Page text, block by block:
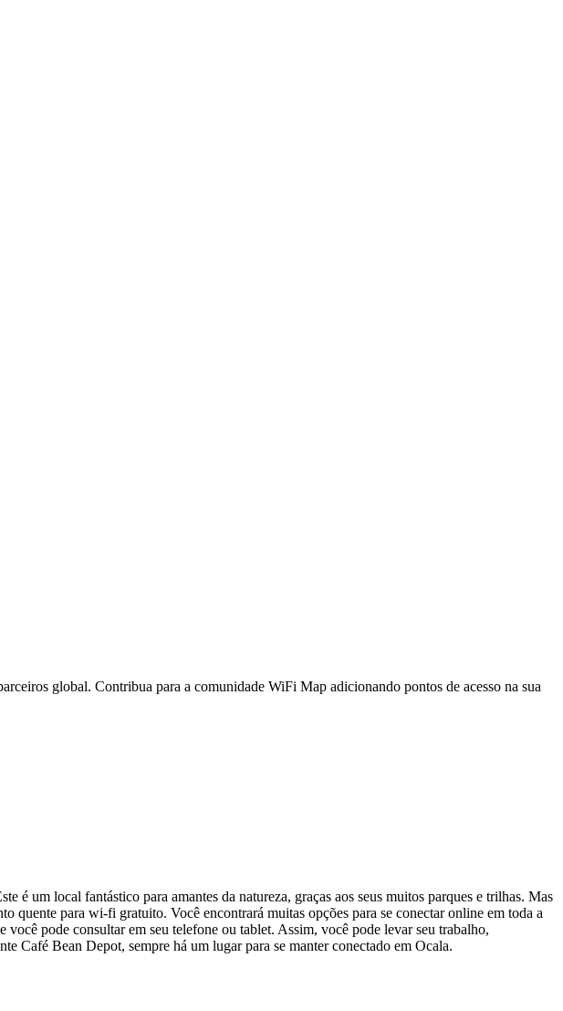
global. Contribua para a comunidade WiFi Map adicionando pontos de acesso na sua
é um local fantástico para amantes da natureza, graças aos seus muitos parques e trilhas. Mas
quente para wi-fi gratuito. Você encontrará muitas opções para se conectar online em toda a
pode consultar em seu telefone ou tablet. Assim, você pode levar seu trabalho,
Café Bean Depot, sempre há um lugar para se manter conectado em Ocala.